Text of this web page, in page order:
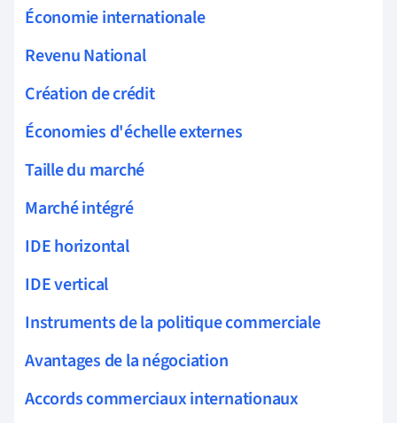
Économie internationale
Revenu National
Création de crédit
Économies d'échelle externes
Taille du marché
Marché intégré
IDE horizontal
IDE vertical
Instruments de la politique commerciale
Avantages de la négociation
Accords commerciaux internationaux